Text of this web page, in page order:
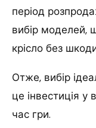
період
вибір моделей,
крісло без
Отже, вибір
це інвестиція у
час гри.